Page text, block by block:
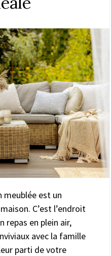
meublée est un
C’est l’endroit
repas en plein air,
avec la famille
parti de votre